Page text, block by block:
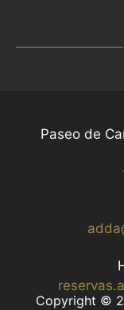
Paseo de
Copyright ©